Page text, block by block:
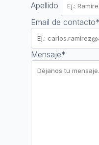
Apellido
Email de contacto*
Mensaje*